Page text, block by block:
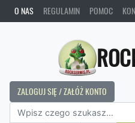
O NAS REGULAMIN POMOC
ZALOGUJ SIĘ / ZAŁÓŻ KONTO